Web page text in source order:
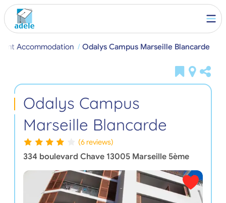
Accommodation Odalys Campus Marseille Blancarde
Odalys Campus
Marseille Blancarde
(6 reviews)
334 boulevard Chave 13005 Marseille 5ème